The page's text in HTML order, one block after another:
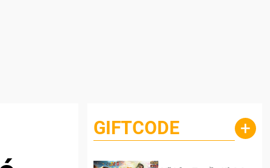
GIFTCODE +